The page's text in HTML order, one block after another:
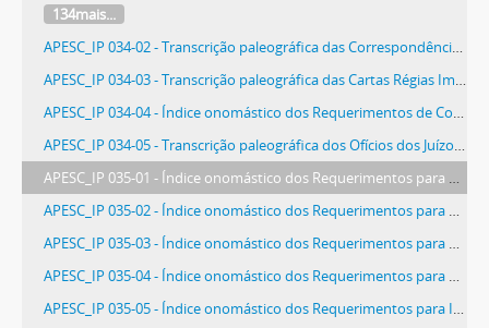
134mais...
APESC_IP 034-02 - Transcrição paleográfica das Correspondências dos Arciprestes e Vigários para Governo da Capitania e Presidência da Província (1785/1830)
APESC_IP 034-03 - Transcrição paleográfica das Cartas Régias Imperiais (1703/1831)
APESC_IP 034-04 - Índice onomástico dos Requerimentos de Concessões de Terras da Diretoria de Terras e Colonização (1913/1923), v. 10
APESC_IP 034-05 - Transcrição paleográfica dos Ofícios dos Juízos Ordinários para Governo da Capitania e Presidência de Província (1787/1825)
APESC_IP 035-01 - Índice onomástico dos Requerimentos para Presidência da Província (1873/1889), v. 1
APESC_IP 035-02 - Índice onomástico dos Requerimentos para Governo do Estado (1889/1896), v. 1
APESC_IP 035-03 - Índice onomástico dos Requerimentos para Governo do Estado (1897/1910), v. 2
APESC_IP 035-04 - Índice onomástico dos Requerimentos para Governo do Estado (1911/1971), v. 3
APESC_IP 035-05 - Índice onomástico dos Requerimentos para Intervenção Federal (1931/1946)